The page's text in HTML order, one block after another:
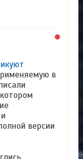
в
версии